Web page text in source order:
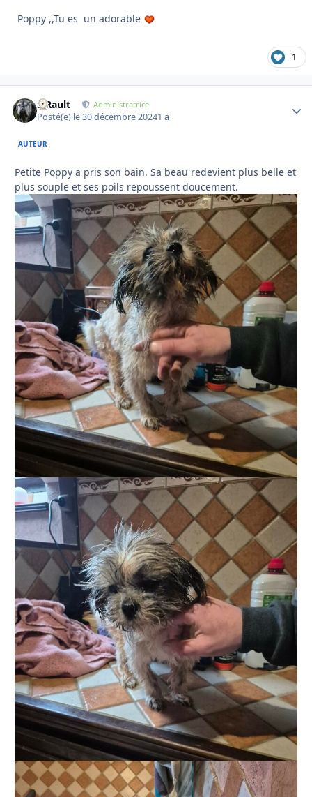
Poppy ,,Tu es un adorable
1
S.Rault Administratrice
Posté(e) le 30 décembre 20241 a
AUTEUR
Petite Poppy a pris son bain. Sa beau redevient plus belle et
plus souple et ses poils repoussent doucement.